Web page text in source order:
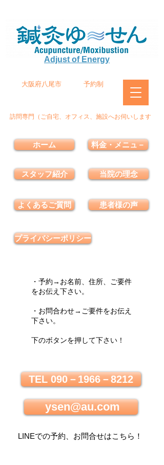
Adjust of Energy
大阪府八尾市 予約制
訪問専門（ご自宅、オフィス、施設へお伺いします
ホーム
スタッフ紹介
よくあるご質問
料金・メニュ－
当院の理念
患者様の声
プライバシーポリシー
・予約→お名前、住所、ご要件
をお伝え下さい。
・お問合わせ→ご要件をお伝え
下さい。
下のボタンを押して下さい！
TEL 090－1966－8212
ysen@au.com
LINEでの予約、お問合せはこちら ！